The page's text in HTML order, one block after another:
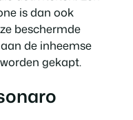
is dan ook
beschermde
de inheemse
gekapt.